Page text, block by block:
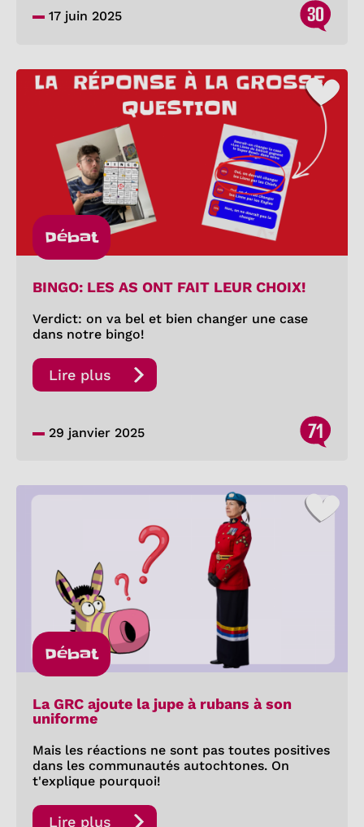
17 juin 2025 30
Débat
BINGO: LES AS ONT FAIT LEUR CHOIX!
Verdict: on va bel et bien changer une case
dans notre bingo!
Lire plus
29 janvier 2025 71
Débat
La GRC ajoute la jupe à rubans à son
uniforme
Mais les réactions ne sont pas toutes positives
dans les communautés autochtones. On
t'explique pourquoi!
Lire plus